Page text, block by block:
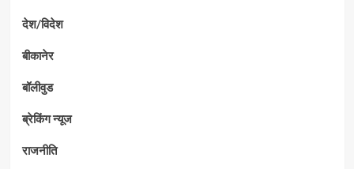
देश/विदेश
बीकानेर
बॉलीवुड
ब्रेकिंग न्यूज
राजनीति